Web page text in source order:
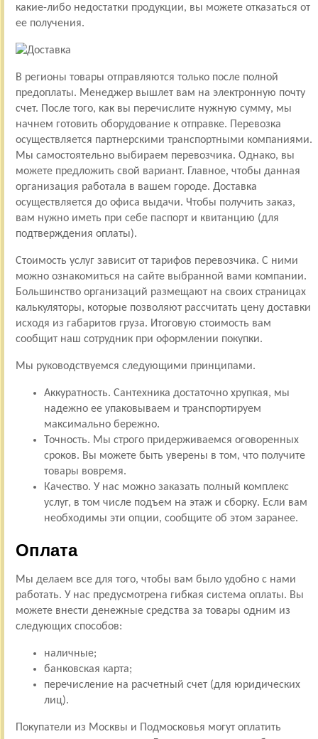
какие-либо недостатки продукции, вы можете отказаться от
ее получения.
В регионы товары отправляются только после полной
предоплаты. Менеджер вышлет вам на электронную почту
счет. После того, как вы перечислите нужную сумму, мы
начнем готовить оборудование к отправке. Перевозка
осуществляется партнерскими транспортными компаниями.
Мы самостоятельно выбираем перевозчика. Однако, вы
можете предложить свой вариант. Главное, чтобы данная
организация работала в вашем городе. Доставка
осуществляется до офиса выдачи. Чтобы получить заказ,
вам нужно иметь при себе паспорт и квитанцию (для
подтверждения оплаты).
Стоимость услуг зависит от тарифов перевозчика. С ними
можно ознакомиться на сайте выбранной вами компании.
Большинство организаций размещают на своих страницах
калькуляторы, которые позволяют рассчитать цену доставки
исходя из габаритов груза. Итоговую стоимость вам
сообщит наш сотрудник при оформлении покупки.
Мы руководствуемся следующими принципами.
Аккуратность. Сантехника достаточно хрупкая, мы
надежно ее упаковываем и транспортируем
максимально бережно.
Точность. Мы строго придерживаемся оговоренных
сроков. Вы можете быть уверены в том, что получите
товары вовремя.
Качество. У нас можно заказать полный комплекс
услуг, в том числе подъем на этаж и сборку. Если вам
необходимы эти опции, сообщите об этом заранее.
Оплата
Мы делаем все для того, чтобы вам было удобно с нами
работать. У нас предусмотрена гибкая система оплаты. Вы
можете внести денежные средства за товары одним из
следующих способов:
наличные;
банковская карта;
перечисление на расчетный счет (для юридических
лиц).
Покупатели из Москвы и Подмосковья могут оплатить